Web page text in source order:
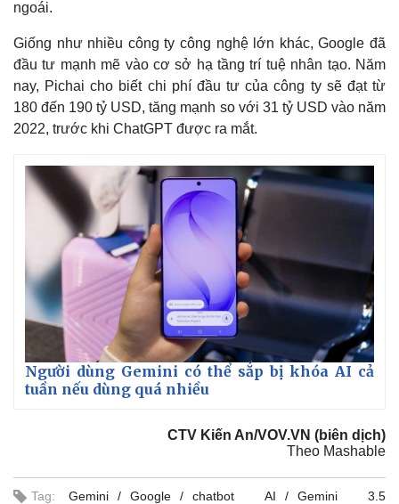
ngoái.
Giống như nhiều công ty công nghệ lớn khác, Google đã
đầu tư mạnh mẽ vào cơ sở hạ tầng trí tuệ nhân tạo. Năm
nay, Pichai cho biết chi phí đầu tư của công ty sẽ đạt từ
180 đến 190 tỷ USD, tăng mạnh so với 31 tỷ USD vào năm
2022, trước khi ChatGPT được ra mắt.
Người dùng Gemini có thể sắp bị khóa AI cả
tuần nếu dùng quá nhiều
CTV Kiến An/VOV.VN (biên dịch)
Theo Mashable
Tag: Gemini Google chatbot AI
Gemini 3.5